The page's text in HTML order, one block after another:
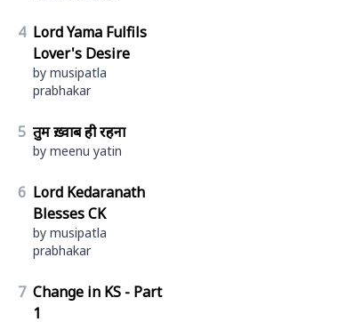
4 Lord Yama Fulfils
Lover's Desire
by musipatla
prabhakar
5 तुम ख़्वाब ही रहना
by meenu yatin
6 Lord Kedaranath
Blesses CK
by musipatla
prabhakar
7 Change in KS - Part
1